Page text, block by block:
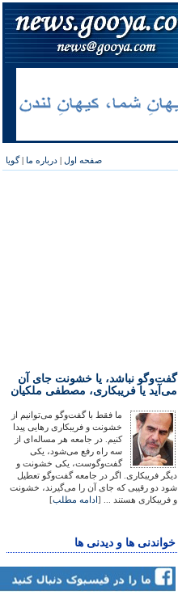
صفحه اول | درباره ما |گویا
گفت‌وگو نباشد، یا خشونت جای آن
می‌آید یا فریبکاری، مصطفی ملکیان
ما فقط با گفت‌وگو می‌توانیم از
خشونت و فریبکاری رهایی پیدا
کنیم. در جامعه هر مساله‌ای از
سه راه رفع می‌شود، یکی
گفت‌وگوست، یکی خشونت و
دیگر فریبکاری. اگر در جامعه گفت‌وگو تعطیل
شود دو رقیبی که جای آن را می‌گیرند، خشونت
و فریبکاری هستند ... [ادامه مطلب]
خواندنی ها و دیدنی ها